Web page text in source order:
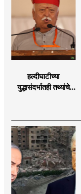
हल्दीघाटीच्या
युद्धासंदर्भातही तथ्यांचे
मोहनजी भागवत